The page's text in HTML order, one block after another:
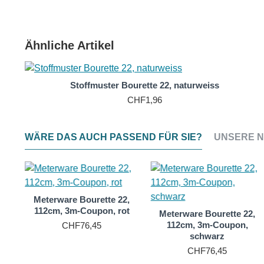
sportliche Ausstrahlung besitzen sollen. Bourette 22
entzündungshemmende Wirkung.
Meterware aus Bourettesind flauschig weich, wirken
Seidenbourette ist wesentlich strapazierfähiger und
Reinseiden Bourette 22, sorgt durch gleichmäßige
Es ist ein atmungsaktives, 100 % reines
Ähnliche Artikel
Stoffmuster Bourette 22, naturweiss
CHF1,96
WÄRE DAS AUCH PASSEND FÜR SIE? UNSERE
Meterware Bourette 22,
112cm, 3m-Coupon, rot
CHF76,45
Meterware Bourette 22,
112cm, 3m-Coupon,
schwarz
CHF76,45